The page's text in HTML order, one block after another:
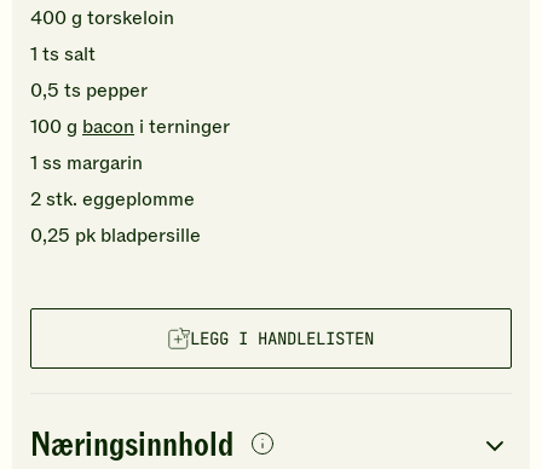
400g torskeloin
1 ts salt
0,5 ts pepper
100g bacon i terninger
1 ss margarin
2stk. eggeplomme
0,25 pk bladpersille
LEGG I HANDLELISTEN
Næringsinnhold